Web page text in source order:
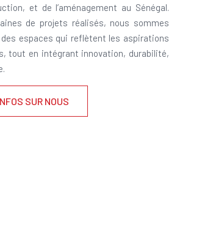
et de l’aménagement au Sénégal.
de projets réalisés, nous sommes
espaces qui reflètent les aspirations
tout en intégrant innovation, durabilité,
SUR NOUS